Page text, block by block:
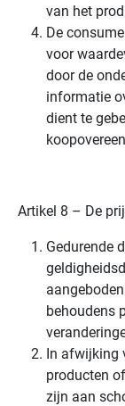
van het
De
voor
door de
informatie
dient te
Artikel 8 – De
Gedurende
behoudens
In afwijking
producten
zijn aan